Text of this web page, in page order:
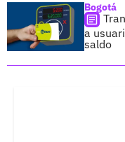
Bogotá
a
saldo